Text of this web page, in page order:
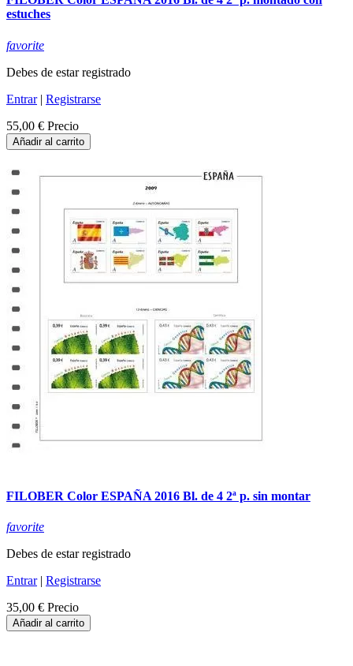
estuches
favorite
Debes de estar registrado
Entrar| Registrarse
55,00 € Precio
Añadir al carrito
FILOBER Color ESPAÑA 2016 Bl. de 4 2ª p. sin montar
favorite
Debes de estar registrado
Entrar| Registrarse
35,00 € Precio
Añadir al carrito